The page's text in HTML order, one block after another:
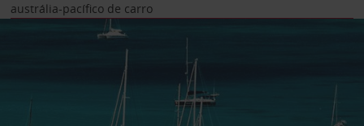
austrália-pacífico de carro